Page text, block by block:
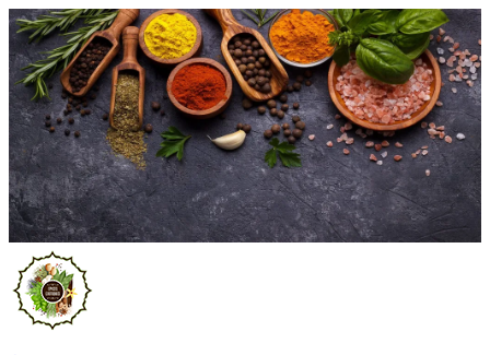
Aller
au
contenu
principal